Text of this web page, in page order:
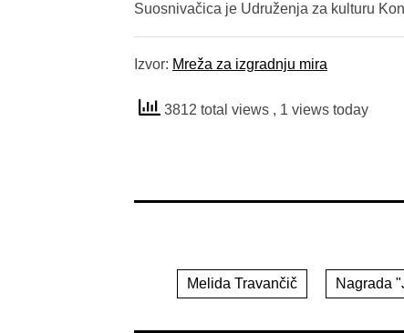
Suosnivačica je Udruženja za kulturu
Izvor: Mreža za izgradnju mira
3812 total views , 1 views today
Melida Travančič Nagrada